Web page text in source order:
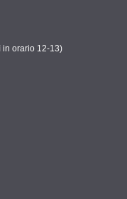
in orario 12-13)